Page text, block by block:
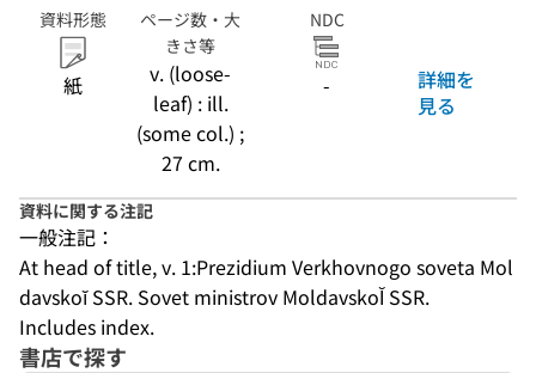
資料形態
紙
ページ数・大
きさ等
v. (loose-
leaf) : ill.
(some col.) ;
27 cm.
NDC
-
詳細を
見る
資料に関する注記
一般注記：
At head of title, v. 1:Prezidium Verkhovnogo soveta Mol
davskoĭ SSR. Sovet ministrov MoldavskoĬ SSR.
Includes index.
書店で探す